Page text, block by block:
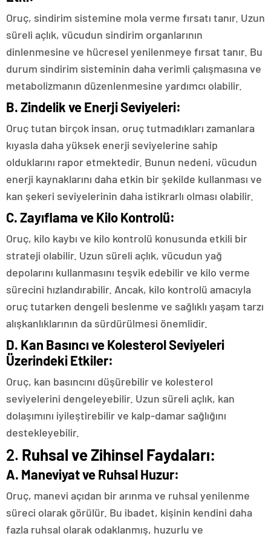
Oruç, sindirim sistemine mola verme fırsatı tanır. Uzun
süreli açlık, vücudun sindirim organlarının
dinlenmesine ve hücresel yenilenmeye fırsat tanır. Bu
durum sindirim sisteminin daha verimli çalışmasına ve
metabolizmanın düzenlenmesine yardımcı olabilir.
B.Zindelik ve Enerji Seviyeleri:
Oruç tutan birçok insan, oruç tutmadıkları zamanlara
kıyasla daha yüksek enerji seviyelerine sahip
olduklarını rapor etmektedir. Bunun nedeni, vücudun
enerji kaynaklarını daha etkin bir şekilde kullanması ve
kan şekeri seviyelerinin daha istikrarlı olması olabilir.
C.Zayıflama ve Kilo Kontrolü:
Oruç, kilo kaybı ve kilo kontrolü konusunda etkili bir
strateji olabilir. Uzun süreli açlık, vücudun yağ
depolarını kullanmasını teşvik edebilir ve kilo verme
sürecini hızlandırabilir. Ancak, kilo kontrolü amacıyla
oruç tutarken dengeli beslenme ve sağlıklı yaşam tarzı
alışkanlıklarının da sürdürülmesi önemlidir.
D. Kan Basıncı ve Kolesterol Seviyeleri
Üzerindeki Etkiler:
Oruç, kan basıncını düşürebilir ve kolesterol
seviyelerini dengeleyebilir. Uzun süreli açlık, kan
dolaşımını iyileştirebilir ve kalp-damar sağlığını
destekleyebilir.
2. Ruhsal ve Zihinsel Faydaları:
A. Maneviyat ve Ruhsal Huzur:
Oruç, manevi açıdan bir arınma ve ruhsal yenilenme
süreci olarak görülür. Bu ibadet, kişinin kendini daha
fazla ruhsal olarak odaklanmış, huzurlu ve